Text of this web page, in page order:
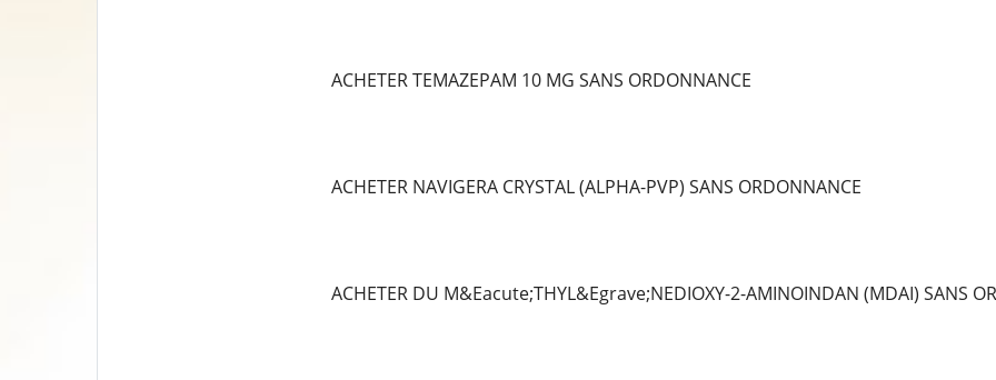
ACHETER TEMAZEPAM 10 MG SANS ORDONNANCE
ACHETER NAVIGERA CRYSTAL (ALPHA-PVP) SANS ORDONNANCE
ACHETER DU M&Eacute;THYL&Egrave;NEDIOXY-2-AMINOINDAN (MDAI) SANS